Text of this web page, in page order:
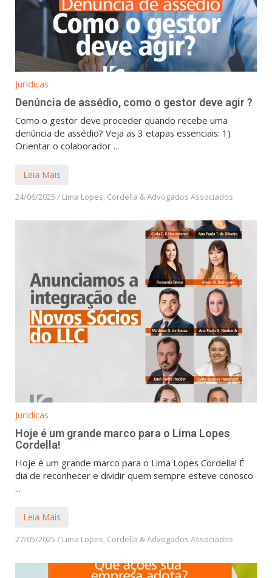
Jurídicas
Denúncia de assédio, como o gestor deve agir ?
Como o gestor deve proceder quando recebe uma
denúncia de assédio? Veja as 3 etapas essenciais: 1)
Orientar o colaborador ...
Leia Mais
24/06/2025 / Lima Lopes, Cordella & Advogados Associados
Jurídicas
Hoje é um grande marco para o Lima Lopes
Cordella!
Hoje é um grande marco para o Lima Lopes Cordella! É
dia de reconhecer e dividir quem sempre esteve conosco
...
Leia Mais
27/05/2025 / Lima Lopes, Cordella & Advogados Associados